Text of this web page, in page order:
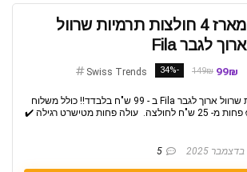
מארז 4 חולצות תרמיות שרוול
ארוך לגבר Fila
99₪
149₪
-34%
Swiss Trends
מארז 4 חולצות תרמיות שרוול ארוך לגבר Fila ב - 99 ש"ח בלבדד!! כולל משלוח
חינם לנקודת איסוף 😱 פחות מ- 25 ש"ח לחולצה. עולה פחות מטישרט רגילה ✔️
5